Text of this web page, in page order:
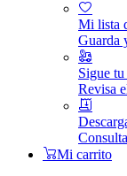
Mi lista
Guarda
Sigue
Revisa
Mi carrito